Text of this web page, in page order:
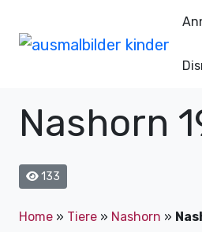
Nashorn
133
Home » Tiere » Nashorn »